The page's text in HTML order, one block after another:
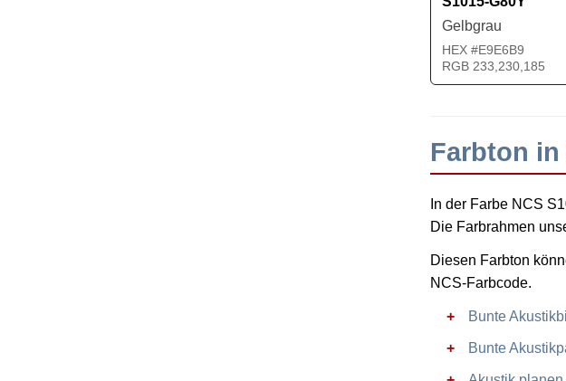
Gelbgrau
HEX #E9E6B9
RGB 233,230,185
Farbton in
In der Farbe NCS
Die Farbrahmen
Diesen Farbton
NCS-Farbcode.
Bunte
Bunte